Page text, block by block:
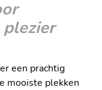
een prachtig
mooiste plekken